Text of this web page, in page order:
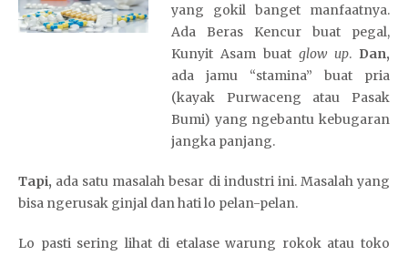
yang gokil banget manfaatnya.
Ada Beras Kencur buat pegal,
Kunyit Asam buat glow up. Dan,
ada jamu “stamina” buat pria
(kayak Purwaceng atau Pasak
Bumi) yang ngebantu kebugaran
jangka panjang.
Tapi, ada satu masalah besar di industri ini. Masalah yang
bisa ngerusak ginjal dan hati lo pelan-pelan.
Lo pasti sering lihat di etalase warung rokok atau toko